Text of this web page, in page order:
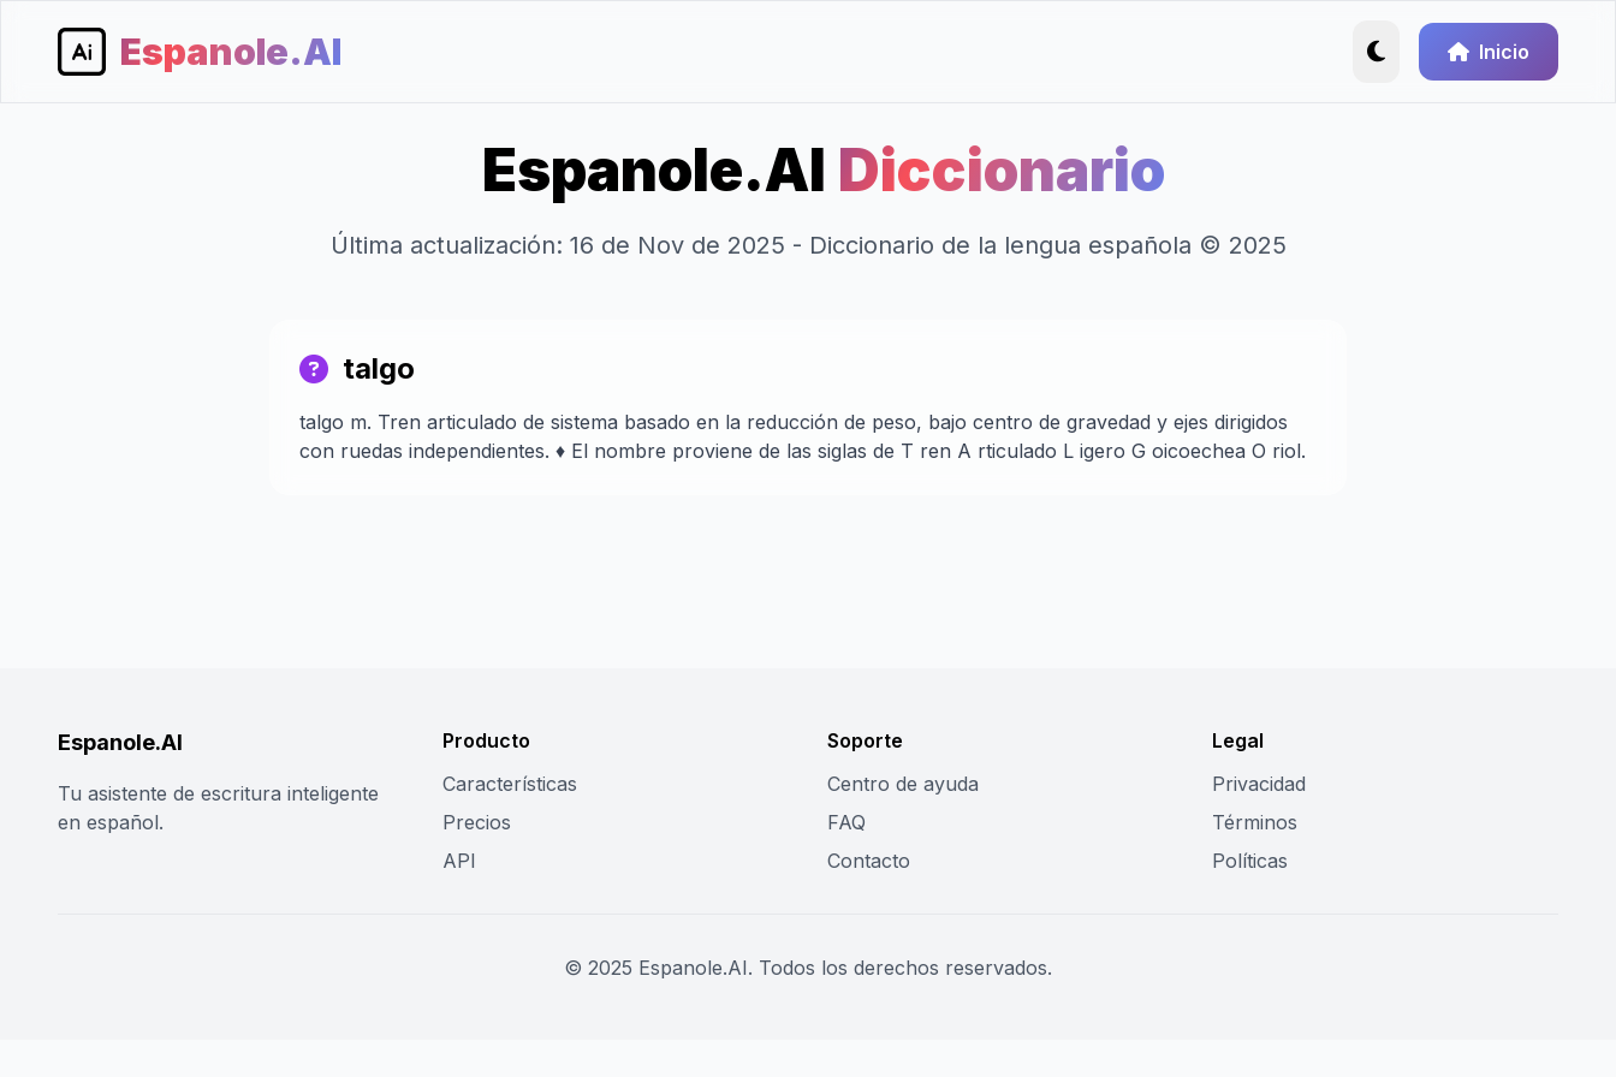
Espanole.AI Inicio
Espanole.AI Diccionario
Última actualización: 16 de Nov de 2025 - Diccionario de la lengua española © 2025
talgo
talgo m. Tren articulado de sistema basado en la reducción de peso, bajo centro de gravedad y ejes dirigidos
con ruedas independientes. ♦ El nombre proviene de las siglas de T ren A rticulado L igero G oicoechea O riol.
Espanole.AI
Tu asistente de escritura inteligente
en español.
Producto
Características
Precios
API
Soporte
Centro de ayuda
FAQ
Contacto
Legal
Privacidad
Términos
Políticas
© 2025 Espanole.AI. Todos los derechos reservados.